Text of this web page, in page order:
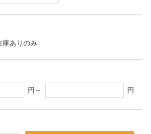
庫ありのみ
円～ 円